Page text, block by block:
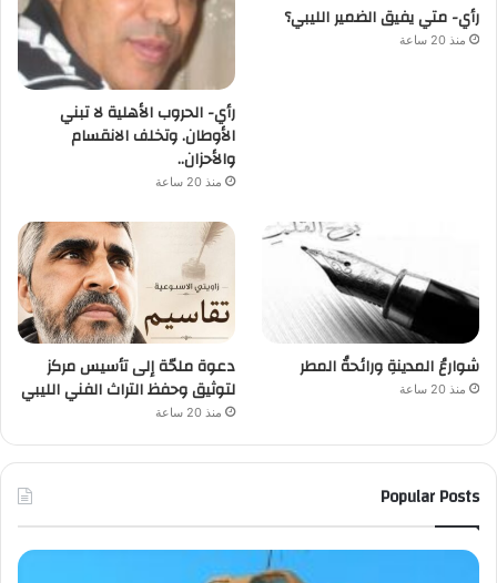
رأي- متي يفيق الضمير الليبي؟
منذ 20 ساعة
رأي- الحروب الأهلية لا تبني
الأوطان. وتخلف الانقسام
والأحزان..
منذ 20 ساعة
شوارعُ المدينةِ ورائحةُ المطر
منذ 20 ساعة
دعوة ملحّة إلى تأسيس مركز
لتوثيق وحفظ التراث الفني الليبي
منذ 20 ساعة
Popular Posts